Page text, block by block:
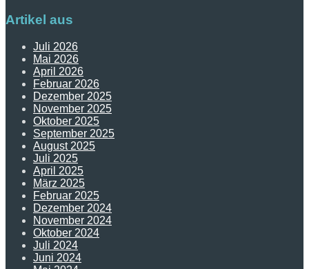
Artikel aus
Juli 2026
Mai 2026
April 2026
Februar 2026
Dezember 2025
November 2025
Oktober 2025
September 2025
August 2025
Juli 2025
April 2025
März 2025
Februar 2025
Dezember 2024
November 2024
Oktober 2024
Juli 2024
Juni 2024